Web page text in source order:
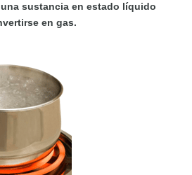
sustancia en estado líquido
en gas.